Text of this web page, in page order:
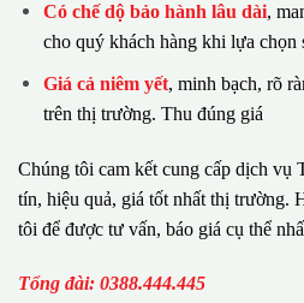
Có chế dộ bảo hành lâu dài,
cho quý khách hàng khi lựa chọn
Giá cả niêm yết, minh bạch, rõ
trên thị trường. Thu đúng giá
Chúng tôi cam kết cung cấp dịch vụ
tín, hiệu quả, giá tốt nhất thị trường.
tôi để được tư vấn, báo giá cụ thể
Tổng đài: 0388.444.445